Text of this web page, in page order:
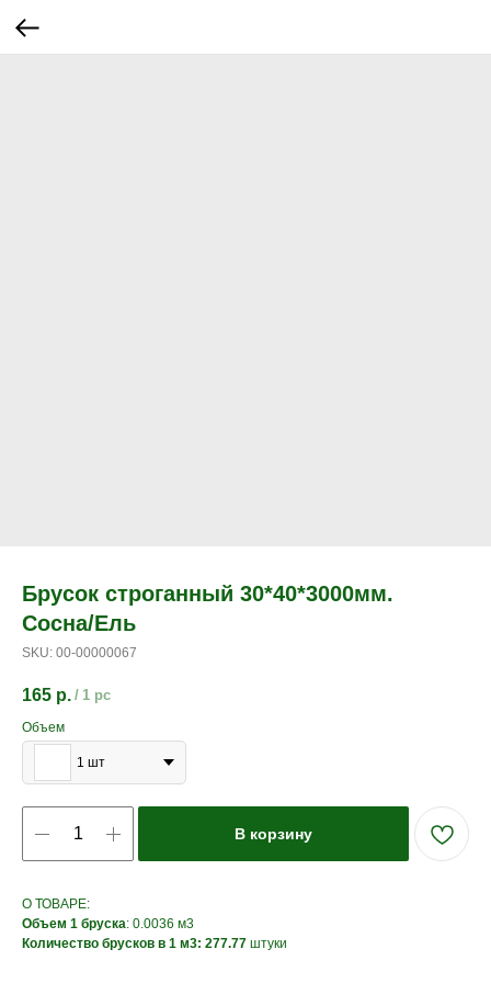
Брусок строганный 30*40*3000мм.
Сосна/Ель
SKU: 00-00000067
165 р. / 1 pc
Объем
1 шт
В корзину
О ТОВАРЕ:
Объем 1 бруска: 0.0036 м3
Количество брусков в 1 м3: 277.77 штуки